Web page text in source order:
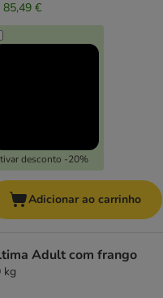
85,49 €
desconto -20%
Adicionar ao carrinho
Adult com frango
kg